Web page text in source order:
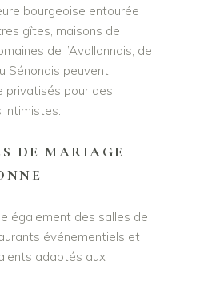
bourgeoise entourée
gîtes, maisons de
de l’Avallonnais, de
Sénonais peuvent
privatisés pour des
intimistes.
DE MARIAGE
également des salles de
événementiels et
adaptés aux